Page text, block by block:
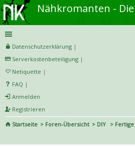
Datenschutzerklärung |
Serverkostenbeteiligung |
Netiquette |
FAQ |
Anmelden
Registrieren
Startseite
Foren-Übersicht DIY